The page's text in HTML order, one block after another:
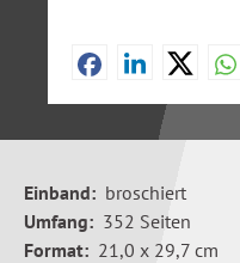
Einband: broschiert
Umfang: 352 Seiten
Format: 21,0 x 29,7 cm